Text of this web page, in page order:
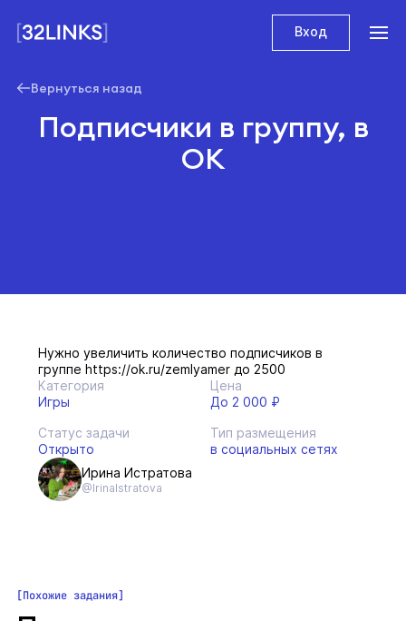
Вход
Вернуться назад
Подписчики в группу, в
ОК
Нужно увеличить количество подписчиков в
группе https://ok.ru/zemlyamer до 2500
Категория
Игры
Цена
До 2 000 ₽
Статус задачи
Открыто
Тип размещения
в социальных сетях
Ирина Истратова
@IrinaIstratova
Похожие задания